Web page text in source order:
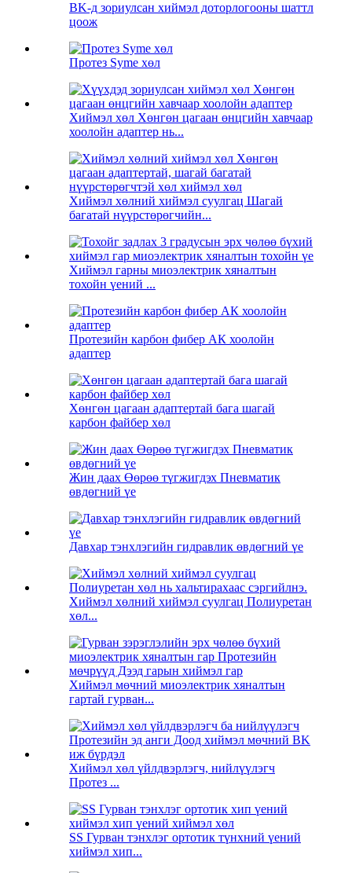
BK-д зориулсан хиймэл доторлогооны шаттл
цоож
Протез Syme хөл
Хиймэл хөл Хөнгөн цагаан өнцгийн хавчаар
хоолойн адаптер нь...
Хиймэл хөлний хиймэл суулгац Шагай
багатай нүүрстөрөгчийн...
Хиймэл гарны миоэлектрик хяналтын
тохойн үений ...
Протезийн карбон фибер АК хоолойн
адаптер
Хөнгөн цагаан адаптертай бага шагай
карбон файбер хөл
Жин даах Өөрөө түгжигдэх Пневматик
өвдөгний үе
Давхар тэнхлэгийн гидравлик өвдөгний үе
Хиймэл хөлний хиймэл суулгац Полиуретан
хөл...
Хиймэл мөчний миоэлектрик хяналтын
гартай гурван...
Хиймэл хөл үйлдвэрлэгч, нийлүүлэгч
Протез ...
SS Гурван тэнхлэг ортотик түнхний үений
хиймэл хип...